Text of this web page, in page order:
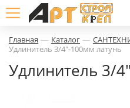
Главная — Каталог —
Удлинитель 3/4"-100мм латунь
Удлинитель 3/